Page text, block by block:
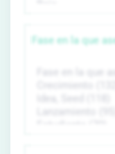
Fase en la que